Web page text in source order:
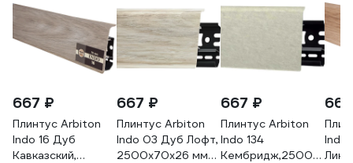
667 ₽
Плинтус Arbiton
Indo 16 Дуб
Кавказский,
667 ₽
Плинтус Arbiton
Indo 03 Дуб Лофт,
2500x70x26 мм
667 ₽
Плинтус Arbiton
Indo 134
Кембридж,2500x70x26
Indo